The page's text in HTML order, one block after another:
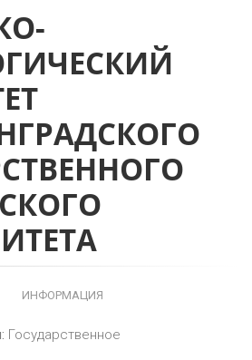
ИНФОРМАЦИЯ
Государственное